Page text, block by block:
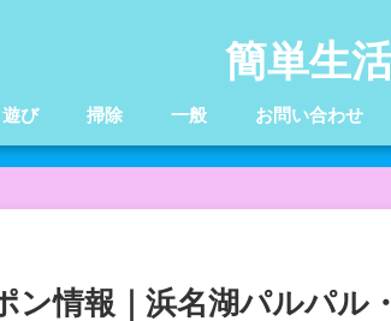
簡単生
遊び 掃除 一般 お問い合わせ
ン情報｜浜名湖パルパル